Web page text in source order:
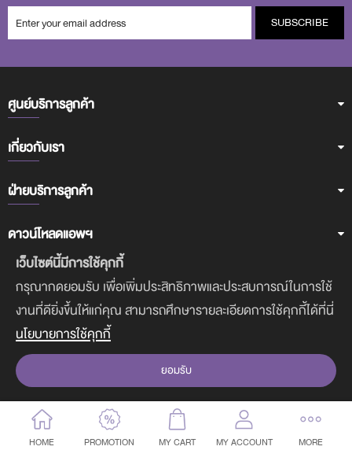
เว็บไซต์นี้มีการใช้คุกกี้
กรุณากดยอมรับ เพื่อเพิ่มประสิทธิภาพและประสบการณ์ในการใช้
งานที่ดียิ่งขึ้นให้แก่คุณ สามารถศึกษารายละเอียดการใช้คุกกี้ได้ที่นี่
นโยบายการใช้คุกกี้
ยอมรับ
HOME PROMOTION MY CART MY ACCOUNT MORE
SUBSCRIBE
ศูนย์บริการลูกค้า
เกี่ยวกับเรา
ฝ่ายบริการลูกค้า
ดาวน์โหลดแอพฯ
COPYRIGHT © 2017-2020 CUTE PRESS. ALL RIGHTS RESERVED.